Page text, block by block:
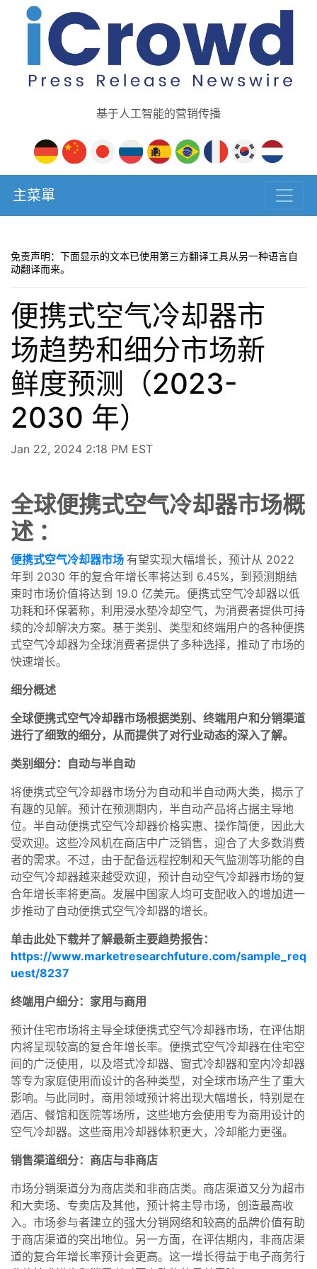
基于人工智能的营销传播
主菜單
免责声明：下面显示的文本已使用第三方翻译工具从另一种语言自
动翻译而来。
便携式空气冷却器市
场趋势和细分市场新
鲜度预测（2023-
2030 年）
Jan 22, 2024 2:18 PM EST
全球便携式空气冷却器市场概
述 ：
便携式空气冷却器市场 有望实现大幅增长，预计从 2022
年到 2030 年的复合年增长率将达到 6.45%，到预测期结
束时市场价值将达到 19.0 亿美元。便携式空气冷却器以低
功耗和环保著称，利用浸水垫冷却空气，为消费者提供可持
续的冷却解决方案。基于类别、类型和终端用户的各种便携
式空气冷却器为全球消费者提供了多种选择，推动了市场的
快速增长。
细分概述
全球便携式空气冷却器市场根据类别、终端用户和分销渠道
进行了细致的细分，从而提供了对行业动态的深入了解。
类别细分：自动与半自动
将便携式空气冷却器市场分为自动和半自动两大类，揭示了
有趣的见解。预计在预测期内，半自动产品将占据主导地
位。半自动便携式空气冷却器价格实惠、操作简便，因此大
受欢迎。这些冷风机在商店中广泛销售，迎合了大多数消费
者的需求。不过，由于配备远程控制和天气监测等功能的自
动空气冷却器越来越受欢迎，预计自动空气冷却器市场的复
合年增长率将更高。发展中国家人均可支配收入的增加进一
步推动了自动便携式空气冷却器的增长。
单击此处下载并了解最新主要趋势报告：
https://www.marketresearchfuture.com/sample_req
uest/8237
终端用户细分：家用与商用
预计住宅市场将主导全球便携式空气冷却器市场，在评估期
内将呈现较高的复合年增长率。便携式空气冷却器在住宅空
间的广泛使用，以及塔式冷却器、窗式冷却器和室内冷却器
等专为家庭使用而设计的各种类型，对全球市场产生了重大
影响。与此同时，商用领域预计将出现大幅增长，特别是在
酒店、餐馆和医院等场所，这些地方会使用专为商用设计的
空气冷却器。这些商用冷却器体积更大，冷却能力更强。
销售渠道细分：商店与非商店
市场分销渠道分为商店类和非商店类。商店渠道又分为超市
和大卖场、专卖店及其他，预计将主导市场，创造最高收
入。市场参与者建立的强大分销网络和较高的品牌价值有助
于商店渠道的突出地位。另一方面，在评估期内，非商店渠
道的复合年增长率预计会更高。这一增长得益于电子商务行